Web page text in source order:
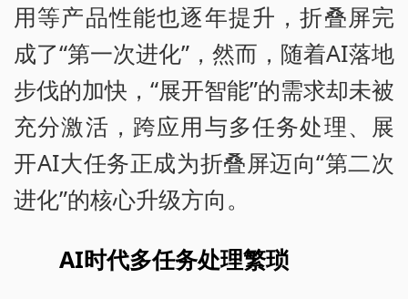
用等产品性能也逐年提升，折叠屏完
成了“第一次进化”，然而，随着AI落地
步伐的加快，“展开智能”的需求却未被
充分激活，跨应用与多任务处理、展
开AI大任务正成为折叠屏迈向“第二次
进化”的核心升级方向。
AI时代多任务处理繁琐